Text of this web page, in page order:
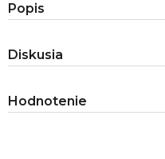
Popis
Diskusia
Hodnotenie